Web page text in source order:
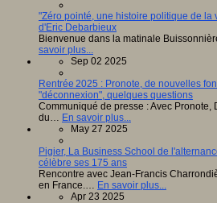
"Zéro pointé, une histoire politique de la
d'Eric Debarbieux
Bienvenue dans la matinale
savoir plus...
Sep 02 2025
Rentrée 2025 : Pronote, de nouvelles
"déconnexion", quelques questions
Communiqué de presse : Avec Pronote,
du… En savoir plus...
May 27 2025
Pigier, La Business School de
célèbre ses 175 ans
Rencontre avec Jean-Francis
en France.… En savoir plus...
Apr 23 2025